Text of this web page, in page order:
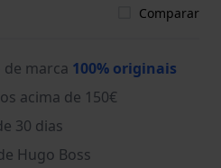
Comparar
marca 100% originais
acima de 150€
30 dias
Hugo Boss